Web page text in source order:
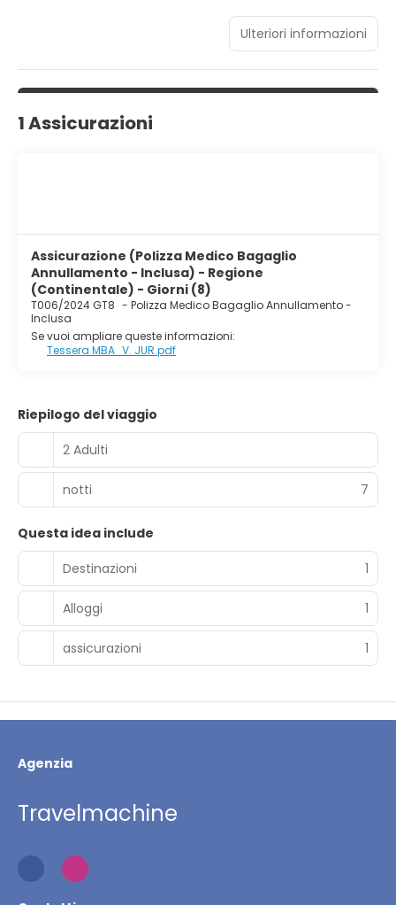
adultos destaca por sus exclusivos restaurantes de
especialidades, así como por sus amplias y modernas
habitaciones, incluyendo lujosas suites con acceso
directo a la piscina. Bahia Principe Luxury Ambar es para
viajeros que buscan unas vacaciones de lujo con un
instalaciones en el entorno perfecto de Bávaro. Vive unas
Ulteriori informazioni
1 Assicurazioni
Assicurazione (Polizza Medico Bagaglio
Annullamento - Inclusa) - Regione
(Continentale) - Giorni (8)
T006/2024 GT8 - Polizza Medico Bagaglio Annullamento -
Inclusa
Se vuoi ampliare queste informazioni:
Tessera MBA_V. JUR.pdf
Riepilogo del viaggio
2 Adulti
notti 7
Questa idea include
Destinazioni
1
Alloggi 1
assicurazioni 1
Agenzia
Travelmachine